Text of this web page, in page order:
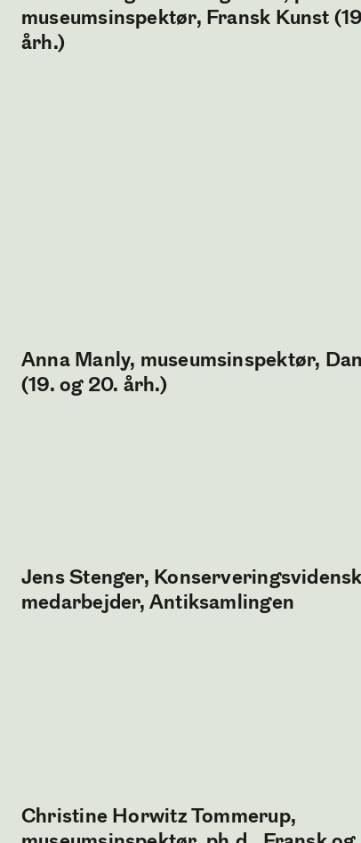
museumsinspektør, Fransk Kunst
årh.)
Anna Manly, museumsinspektør,
(19. og 20. årh.)
Jens Stenger,
medarbejder, Antiksamlingen
Christine Horwitz Tommerup,